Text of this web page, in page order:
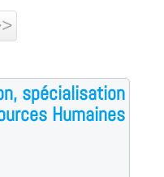
spécialisation
Humaines